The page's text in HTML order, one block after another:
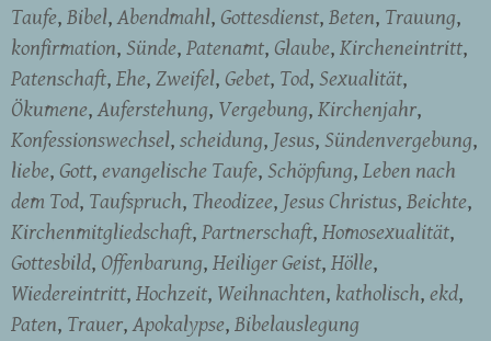
Taufe Bibel Abendmahl Gottesdienst Beten Trauung
konfirmation Sünde Patenamt Glaube Kircheneintritt
Patenschaft Ehe Zweifel Gebet Tod Sexualität
Ökumene Auferstehung Vergebung Kirchenjahr
Konfessionswechsel scheidung Jesus Sündenvergebung
liebe Gott evangelische Taufe Schöpfung Leben nach
dem Tod Taufspruch Theodizee Jesus Christus Beichte
Kirchenmitgliedschaft Partnerschaft Homosexualität
Gottesbild Offenbarung Heiliger Geist Hölle
Wiedereintritt Hochzeit Weihnachten katholisch ekd
Paten Trauer Apokalypse Bibelauslegung